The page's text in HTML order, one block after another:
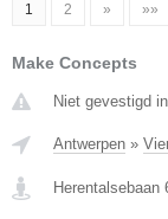
1 2 » »»
Make Concepts
Niet gevestigd
Antwerpen »
Herentalsebaan